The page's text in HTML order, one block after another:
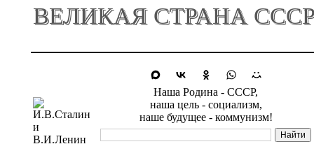
ВЕЛИКАЯ СТРАНА
Наша Родина - СССР,
наша цель - социализм,
наше будущее - коммунизм!